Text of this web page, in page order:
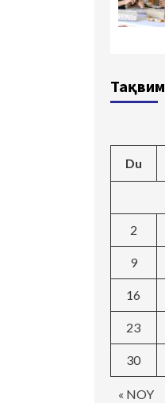
Тақвим
Du
« NOY
2
9
16
23
30